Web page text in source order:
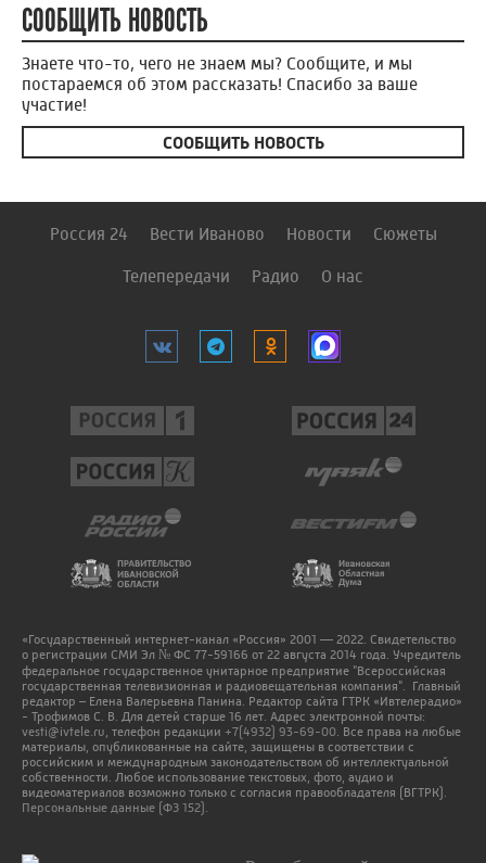
СООБЩИТЬ НОВОСТЬ
Знаете что-то, чего не знаем мы? Сообщите, и мы
постараемся об этом рассказать! Спасибо за ваше
участие!
СООБЩИТЬ НОВОСТЬ
Россия 24 Вести Иваново Новости Сюжеты
Телепередачи Радио О нас
«Государственный интернет-канал «Россия» 2001 — 2022. Свидетельство
о регистрации СМИ Эл № ФС 77-59166 от 22 августа 2014 года. Учредитель
федеральное государственное унитарное предприятие "Всероссийская
государственная телевизионная и радиовещательная компания". Главный
редактор – Елена Валерьевна Панина. Редактор сайта ГТРК «Ивтелерадио»
- Трофимов С. В. Для детей старше 16 лет. Адрес электронной почты:
vesti@ivtele.ru , телефон редакции +7(4932) 93-69-00 . Все права на любые
материалы, опубликованные на сайте, защищены в соответствии с
российским и международным законодательством об интеллектуальной
собственности. Любое использование текстовых, фото, аудио и
видеоматериалов возможно только с согласия правообладателя (ВГТРК).
Персональные данные (ФЗ 152).